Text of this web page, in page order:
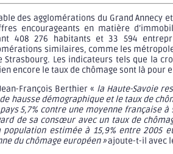
des agglomérations du Grand Annecy
encourageants en matière
408 276 habitants et 33 594
similaires, comme les
Strasbourg. Les indicateurs tels que la
encore le taux de chômage sont là pour
François Berthier « la Haute-Savoie
hausse démographique et le taux de
5,7% contre une moyenne française à
de sa consœur avec un taux de
population estimée à 15,9% entre 2005
du chômage européen »ajoute-t-il avec